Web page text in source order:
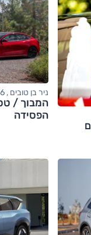
ניר בן טובים , 06/08/2026
המבוך /
הפסידה